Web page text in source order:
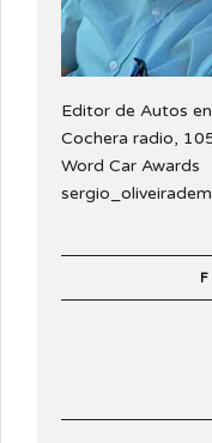
Editor de Autos
Cochera radio,
Word Car Awards